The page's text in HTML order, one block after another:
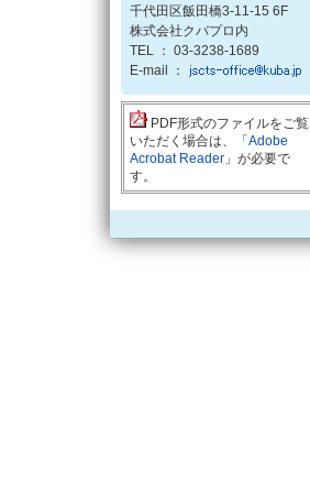
千代田区飯田橋3-11-15 6F
株式会社クバプロ内
TEL ： 03-3238-1689
E-mail ：
PDF形式のファイルをご覧
いただく場合は、「 Adobe
Acrobat Reader 」が必要で
す。